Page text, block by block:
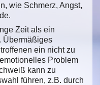
wie Schmerz, Angst,
Zeit als ein
Übermäßiges
ein nicht zu
Problem
kann zu
führen, z.B. durch